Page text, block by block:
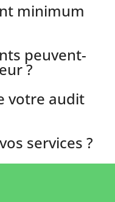
minimum
peuvent-
?
votre audit
services ?